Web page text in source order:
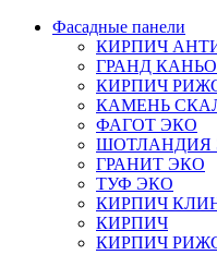
Фасадные панели
КИРПИЧ
ГРАНД
КИРПИЧ
КАМЕНЬ
ФАГОТ ЭКО
ШОТЛАНДИЯ
ГРАНИТ ЭКО
ТУФ ЭКО
КИРПИЧ
КИРПИЧ
КИРПИЧ